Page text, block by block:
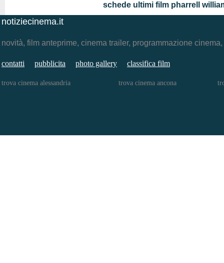
schede ultimi film pharrell
notiziecinema.it
novità, film anteprime, cinema trailer, programmazione
contatti pubblicita photo gallery classifica film
trova cinema alessandria trova cinema ancona